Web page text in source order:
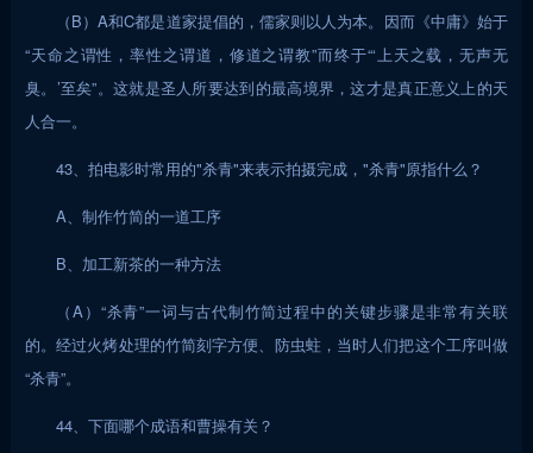
（B）A和C都是道家提倡的，儒家则以人为本。因而《中庸》始于
“天命之谓性，率性之谓道，修道之谓教”而终于“‘上天之载，无声无
臭。’至矣”。这就是圣人所要达到的最高境界，这才是真正意义上的天
人合一。
43、拍电影时常用的"杀青"来表示拍摄完成，"杀青"原指什么？
A、制作竹简的一道工序
B、加工新茶的一种方法
（A）“杀青”一词与古代制竹简过程中的关键步骤是非常有关联
的。经过火烤处理的竹简刻字方便、防虫蛀，当时人们把这个工序叫做
“杀青”。
44、下面哪个成语和曹操有关？